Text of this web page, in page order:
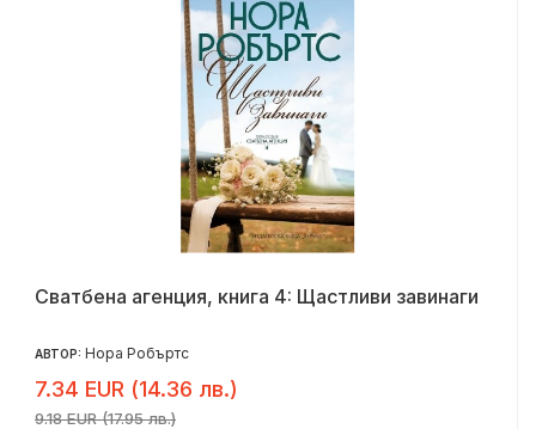
Сватбена агенция, книга 4: Щастливи завинаги
АВТОР: Нора Робъртс
7.34 EUR (14.36 лв.)
9.18 EUR (17.95 лв.)